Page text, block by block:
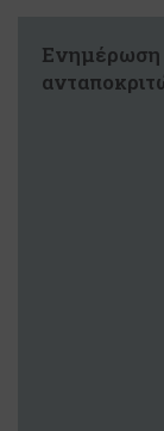
Ενημέρωση